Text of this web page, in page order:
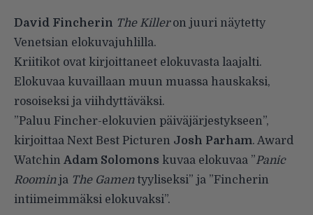
David Fincherin The Killeron juuri näytetty
Venetsian elokuvajuhlilla.
Kriitikot ovat kirjoittaneet elokuvasta laajalti.
Elokuvaa kuvaillaan muun muassa hauskaksi,
rosoiseksi ja viihdyttäväksi.
”Paluu Fincher-elokuvien päiväjärjestykseen”,
kirjoittaa Next Best Picturen Josh Parham. Award
Watchin Adam Solomons kuvaa elokuvaa ”Panic
Roominja The Gamentyyliseksi” ja ”Fincherin
intiimeimmäksi elokuvaksi”.